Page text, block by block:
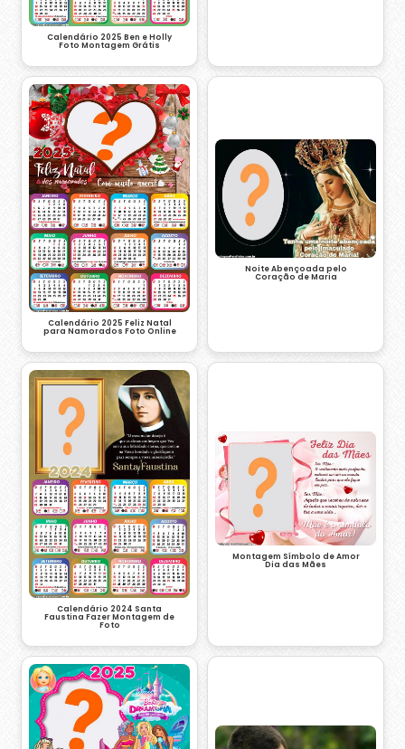
Calendário 2025 Ben e Holly
Foto Montagem Grátis
Calendário 2025 Feliz Natal
para Namorados Foto Online
Noite Abençoada pelo
Coração de Maria
Calendário 2024 Santa
Faustina Fazer Montagem de
Foto
Montagem Símbolo de Amor
Dia das Mães